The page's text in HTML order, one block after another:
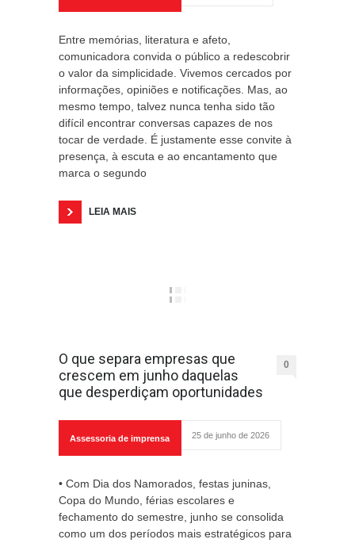
Entre memórias, literatura e afeto,
comunicadora convida o público a redescobrir
o valor da simplicidade. Vivemos cercados por
informações, opiniões e notificações. Mas, ao
mesmo tempo, talvez nunca tenha sido tão
difícil encontrar conversas capazes de nos
tocar de verdade. É justamente esse convite à
presença, à escuta e ao encantamento que
marca o segundo
LEIA MAIS
O que separa empresas que
crescem em junho daquelas
que desperdiçam oportunidades
0
Assessoria de imprensa 25 de junho de 2026
• Com Dia dos Namorados, festas juninas,
Copa do Mundo, férias escolares e
fechamento do semestre, junho se consolida
como um dos períodos mais estratégicos para